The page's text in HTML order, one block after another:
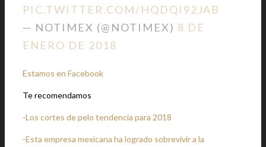
PIC.TWITTER.COM/HQDQI92JAB
— NOTIMEX (@NOTIMEX) 8 DE
ENERO DE 2018
Estamos en Facebook
Te recomendamos
-Los cortes de pelo tendencia para 2018
-Esta empresa mexicana ha logrado sobrevivir a la